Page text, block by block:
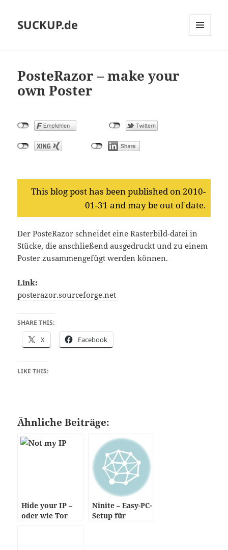
SUCKUP.de
PosteRazor – make your
own Poster
This blog post has been published on 2010-
01-31 and may be out of date.
Der PosteRazor schneidet eine Rasterbild-datei in
Stücke, die anschließend ausgedruckt und zu einem
Poster zusammengefügt werden können.
Link:
posterazor.sourceforge.net
SHARE THIS:
X Facebook
LIKE THIS:
Ähnliche Beiträge:
Hide your IP –
oder wie Tor
Ninite – Easy-PC-
Setup für